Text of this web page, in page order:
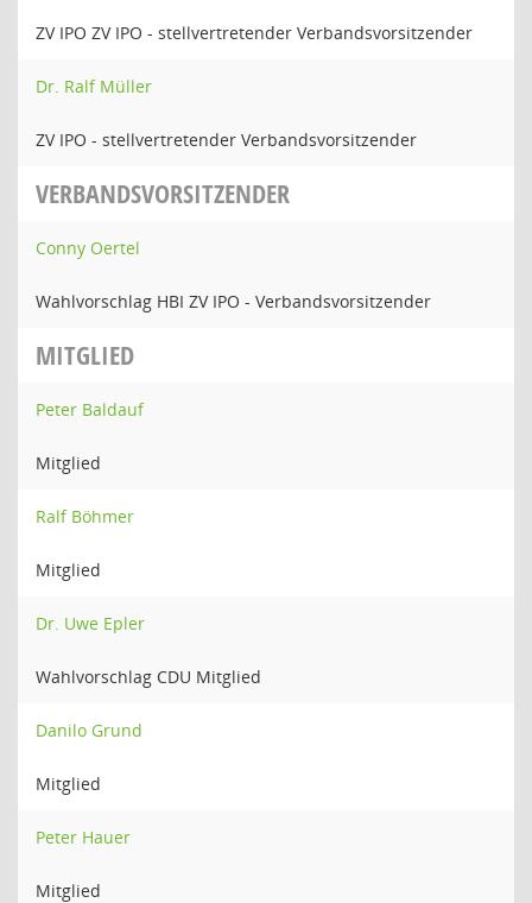
ZV IPO ZV IPO - stellvertretender Verbandsvorsitzender
Dr. Ralf Müller
ZV IPO - stellvertretender Verbandsvorsitzender
VERBANDSVORSITZENDER
Conny Oertel
Wahlvorschlag HBI ZV IPO - Verbandsvorsitzender
MITGLIED
Peter Baldauf
Mitglied
Ralf Böhmer
Mitglied
Dr. Uwe Epler
Wahlvorschlag CDU Mitglied
Danilo Grund
Mitglied
Peter Hauer
Mitglied